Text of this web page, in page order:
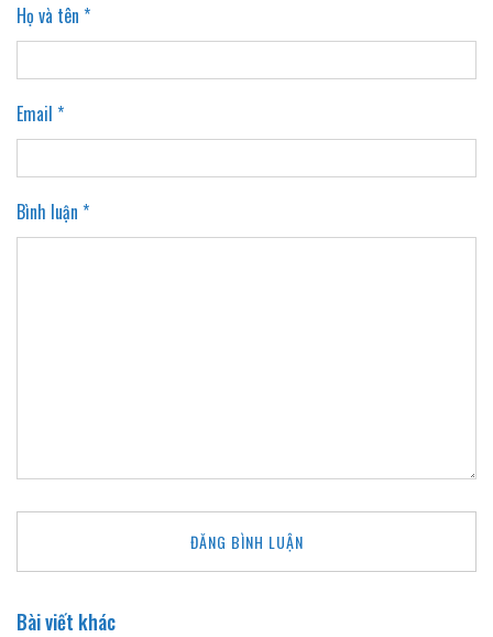
Họ và tên *
Email *
Bình luận *
Bài viết khác